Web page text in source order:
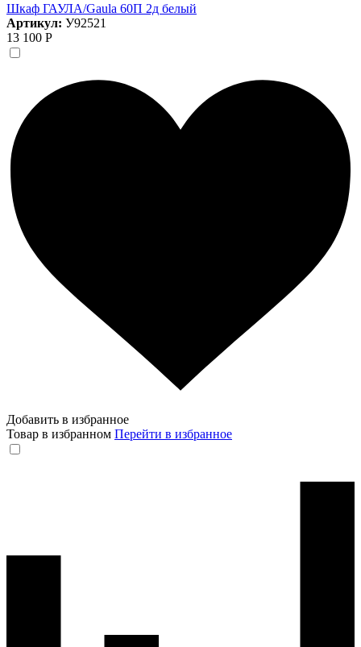
Шкаф ГАУЛА/Gaula 60П 2д белый
Артикул: У92521
13 100 Р
Добавить в избранное
Товар в избранном Перейти в избранное